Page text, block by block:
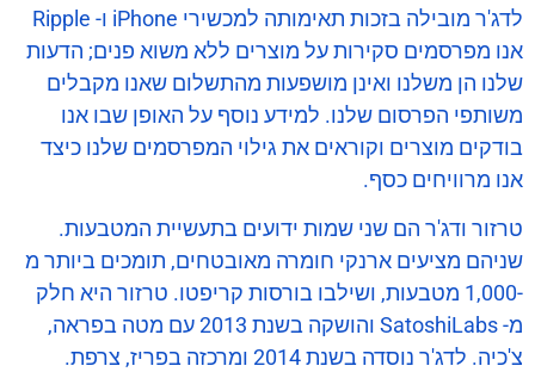
לדג'ר מובילה בזכות תאימותה למכשירי iPhone ו- Ripple
אנו מפרסמים סקירות על מוצרים ללא משוא פנים; הדעות
שלנו הן משלנו ואינן מושפעות מהתשלום שאנו מקבלים
משותפי הפרסום שלנו. למידע נוסף על האופן שבו אנו
בודקים מוצרים וקוראים את גילוי המפרסמים שלנו כיצד
אנו מרוויחים כסף.
טרזור ​​ודג'ר הם שני שמות ידועים בתעשיית המטבעות.
שניהם מציעים ארנקי חומרה מאובטחים, תומכים ביותר מ
-1,000 מטבעות, ושילבו בורסות קריפטו. טרזור ​​היא חלק
מ- SatoshiLabs והושקה בשנת 2013 עם מטה בפראה,
צ'כיה. לדג'ר נוסדה בשנת 2014 ומרכזה בפריז, צרפת.